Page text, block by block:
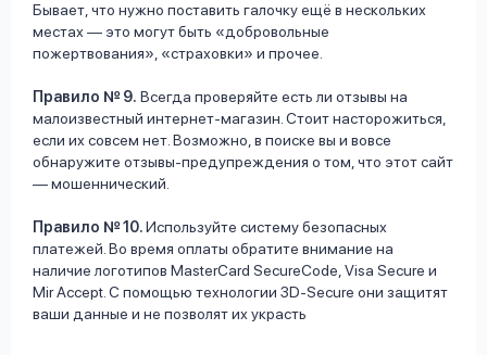
Бывает, что нужно поставить галочку ещё в нескольких
местах — это могут быть «добровольные
пожертвования», «страховки» и прочее.
Правило № 9. Всегда проверяйте есть ли отзывы на
малоизвестный интернет-магазин. Стоит насторожиться,
если их совсем нет. Возможно, в поиске вы и вовсе
обнаружите отзывы-предупреждения о том, что этот сайт
— мошеннический.
Правило № 10.Используйте систему безопасных
платежей. Во время оплаты обратите внимание на
наличие логотипов MasterCard SecureCode, Visa Secure и
Mir Accept. С помощью технологии 3D-Secure они защитят
ваши данные и не позволят их украсть